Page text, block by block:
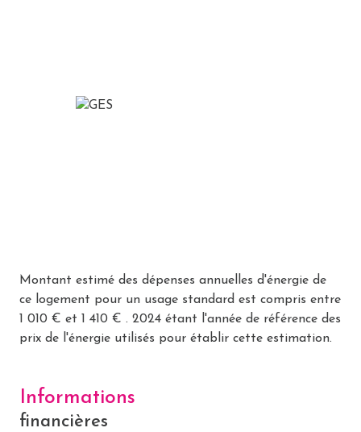
Montant estimé des dépenses annuelles d'énergie de
ce logement pour un usage standard est compris entre
1 010 € et 1 410 € . 2024 étant l'année de référence des
prix de l'énergie utilisés pour établir cette estimation.
Informations
financières